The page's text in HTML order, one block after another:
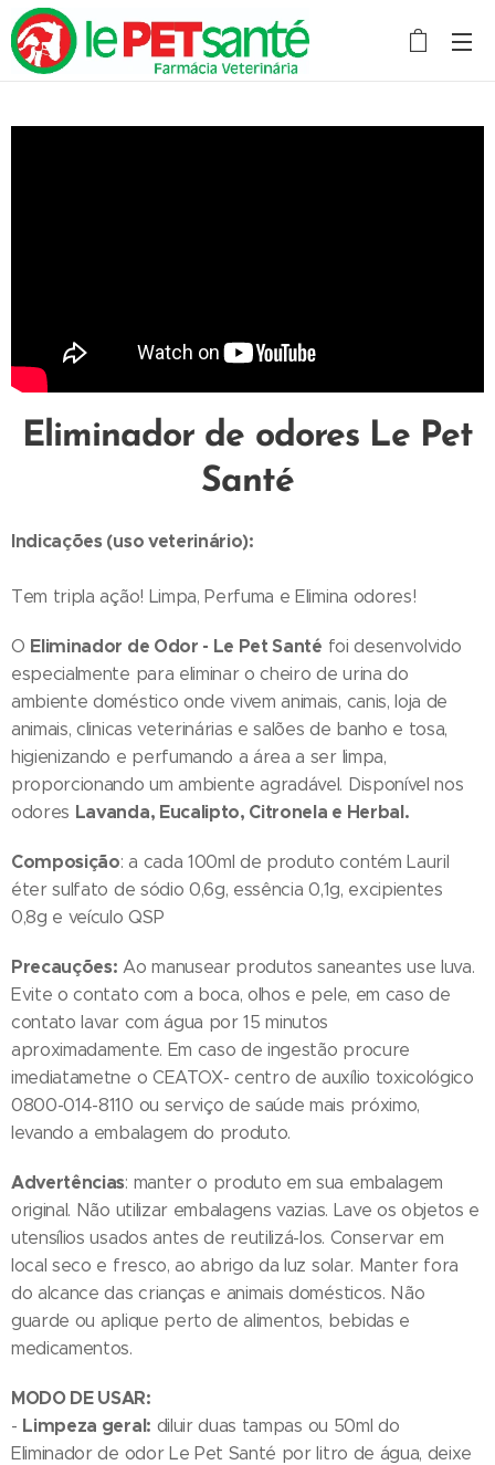
Eliminador de odores Le Pet
Santé
Indicações (uso veterinário):
Tem tripla ação! Limpa, Perfuma e Elimina odores!
O Eliminador de Odor - Le Pet Santé foi desenvolvido
especialmente para eliminar o cheiro de urina do
ambiente doméstico onde vivem animais, canis, loja de
animais, clinicas veterinárias e salões de banho e tosa,
higienizando e perfumando a área a ser limpa,
proporcionando um ambiente agradável. Disponível nos
odores Lavanda, Eucalipto, Citronela e Herbal.
Composição: a cada 100ml de produto contém Lauril
éter sulfato de sódio 0,6g, essência 0,1g, excipientes
0,8g e veículo QSP
Precauções: Ao manusear produtos saneantes use luva.
Evite o contato com a boca, olhos e pele, em caso de
contato lavar com água por 15 minutos
aproximadamente. Em caso de ingestão procure
imediatametne o CEATOX- centro de auxílio toxicológico
0800-014-8110 ou serviço de saúde mais próximo,
levando a embalagem do produto.
Advertências: manter o produto em sua embalagem
original. Não utilizar embalagens vazias. Lave os objetos e
utensílios usados antes de reutilizá-los. Conservar em
local seco e fresco, ao abrigo da luz solar. Manter fora
do alcance das crianças e animais domésticos. Não
guarde ou aplique perto de alimentos, bebidas e
medicamentos.
MODO DE USAR:
- Limpeza geral: diluir duas tampas ou 50ml do
Eliminador de odor Le Pet Santé por litro de água, deixe